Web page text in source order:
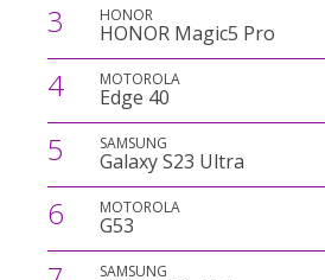
3 HONOR
HONOR Magic5 Pro
4 MOTOROLA
Edge 40
5 SAMSUNG
Galaxy S23 Ultra
6 MOTOROLA
G53
SAMSUNG